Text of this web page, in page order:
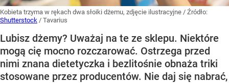
Kobieta trzyma w rękach dwa słoiki dżemu, zdjęcie ilustracyjne / Źródło:
Shutterstock / Tavarius
Lubisz dżemy? Uważaj na te ze sklepu. Niektóre
mogą cię mocno rozczarować. Ostrzega przed
nimi znana dietetyczka i bezlitośnie obnaża triki
stosowane przez producentów. Nie daj się nabrać,